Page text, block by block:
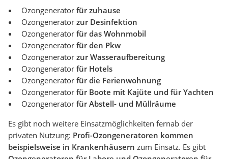
Ozongenerator für zuhause
Ozongenerator zur Desinfektion
Ozongenerator für das Wohnmobil
Ozongenerator für den Pkw
Ozongenerator zur Wasseraufbereitung
Ozongenerator für Hotels
Ozongenerator für die Ferienwohnung
Ozongenerator für Boote mit Kajüte und für Yachten
Ozongenerator für Abstell- und Müllräume
Es gibt noch weitere Einsatzmöglichkeiten fernab der
privaten Nutzung: Profi-Ozongeneratoren kommen
beispielsweise in Krankenhäusern zum Einsatz. Es gibt